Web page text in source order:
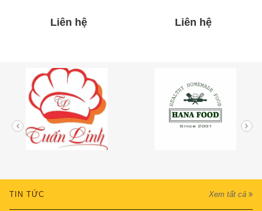
Liên hệ Liên hệ
TIN TỨC Xem tất cả